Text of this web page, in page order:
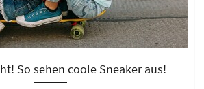
So sehen coole Sneaker aus!